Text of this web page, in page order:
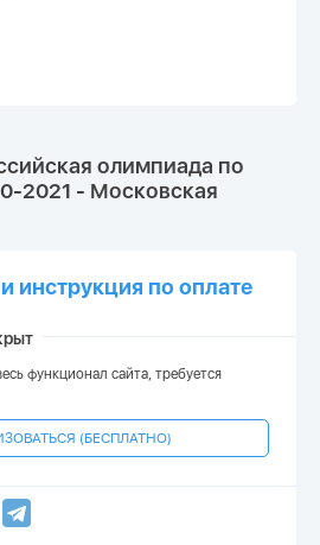
олимпиада по
2021 - Московская
инструкция по оплате
функционал сайта, требуется
(БЕСПЛАТНО)